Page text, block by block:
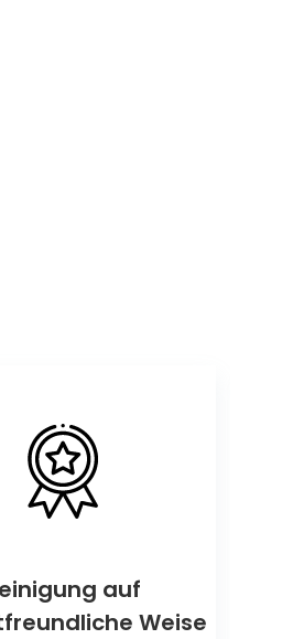
auf
Weise